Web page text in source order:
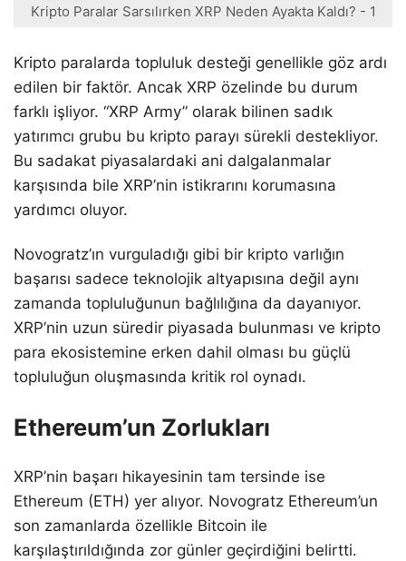
Kripto Paralar Sarsılırken XRP Neden Ayakta Kaldı? - 1
Kripto paralarda topluluk desteği genellikle göz ardı
edilen bir faktör. Ancak XRP özelinde bu durum
farklı işliyor. “XRP Army” olarak bilinen sadık
yatırımcı grubu bu kripto parayı sürekli destekliyor.
Bu sadakat piyasalardaki ani dalgalanmalar
karşısında bile XRP’nin istikrarını korumasına
yardımcı oluyor.
Novogratz’ın vurguladığı gibi bir kripto varlığın
başarısı sadece teknolojik altyapısına değil aynı
zamanda topluluğunun bağlılığına da dayanıyor.
XRP’nin uzun süredir piyasada bulunması ve kripto
para ekosistemine erken dahil olması bu güçlü
topluluğun oluşmasında kritik rol oynadı.
Ethereum’un Zorlukları
XRP’nin başarı hikayesinin tam tersinde ise
Ethereum (ETH) yer alıyor. Novogratz Ethereum’un
son zamanlarda özellikle Bitcoin ile
karşılaştırıldığında zor günler geçirdiğini belirtti.